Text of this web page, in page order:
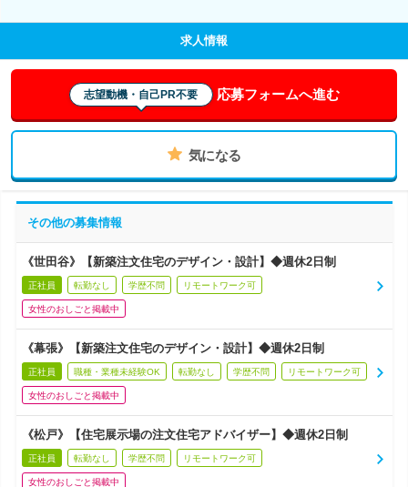
求人情報
志望動機・自己PR不要 応募フォームへ進む
気になる
その他の募集情報
《世田谷》【新築注文住宅のデザイン・設計】◆週休2日制
正社員 転勤なし 学歴不問 リモートワーク可
女性のおしごと掲載中
《幕張》【新築注文住宅のデザイン・設計】◆週休2日制
正社員 職種・業種未経験OK 転勤なし 学歴不問 リモートワーク可
女性のおしごと掲載中
《松戸》【住宅展示場の注文住宅アドバイザー】◆週休2日制
正社員 転勤なし 学歴不問 リモートワーク可
女性のおしごと掲載中